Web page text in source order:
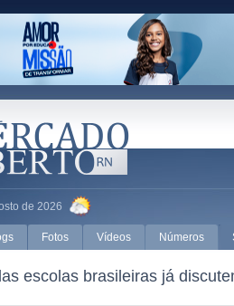
de 2026
Fotos Vídeos Números
escolas brasileiras já